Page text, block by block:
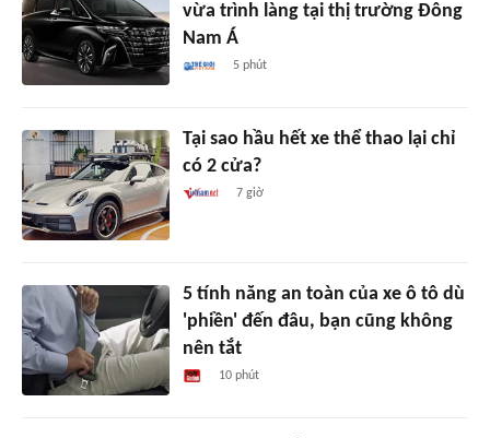
vừa trình làng tại thị trường Đông
Nam Á
5 phút
Tại sao hầu hết xe thể thao lại chỉ
có 2 cửa?
7 giờ
5 tính năng an toàn của xe ô tô dù
'phiền' đến đâu, bạn cũng không
nên tắt
10 phút